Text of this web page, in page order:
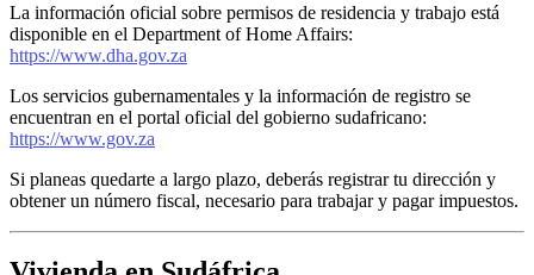
La información oficial sobre permisos de residencia y trabajo está
disponible en el Department of Home Affairs:
https://www.dha.gov.za
Los servicios gubernamentales y la información de registro se
encuentran en el portal oficial del gobierno sudafricano:
https://www.gov.za
Si planeas quedarte a largo plazo, deberás registrar tu dirección y
obtener un número fiscal, necesario para trabajar y pagar impuestos.